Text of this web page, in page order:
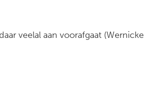
veelal aan voorafgaat (Wernicke